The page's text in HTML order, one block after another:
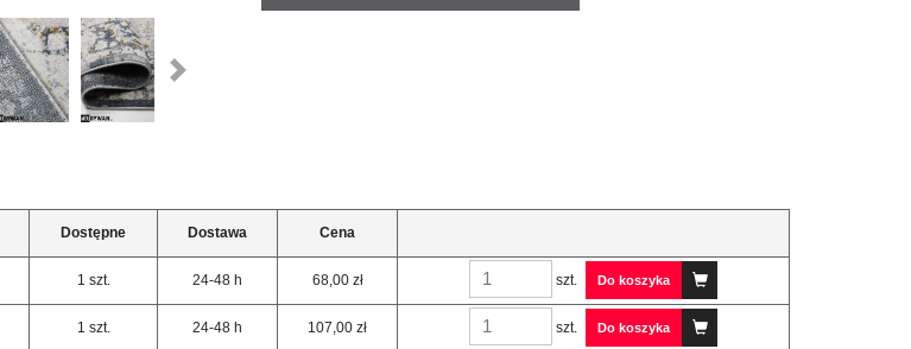
Dostępne Dostawa Cena
1 szt. 24-48 h 68,00 zł szt. Do koszyka
1 szt. 24-48 h 107,00 zł szt. Do koszyka